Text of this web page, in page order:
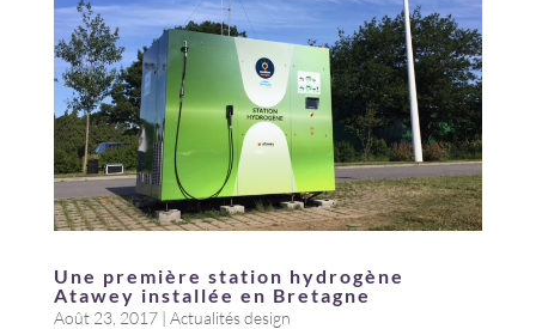
Une première station hydrogène
Atawey installée en Bretagne
Août 23, 2017| Actualités design